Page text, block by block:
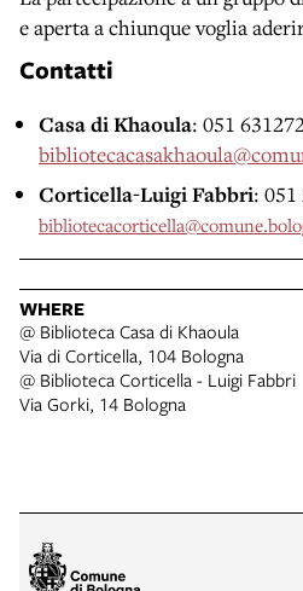
e aperta a chiunque voglia
Contatti
Casa di Khaoula: 051
Corticella-Luigi Fabbri: 051
WHERE
@ Biblioteca Casa di Khaoula
Via di Corticella, 104 Bologna
@ Biblioteca Corticella - Luigi Fabbri
Via Gorki, 14 Bologna